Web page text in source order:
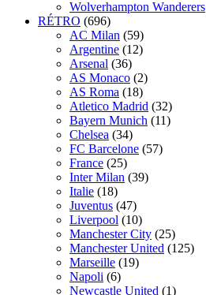
Wolverhampton Wanderers
RÉTRO (696)
AC Milan (59)
Argentine (12)
Arsenal (36)
AS Monaco (2)
AS Roma (18)
Atletico Madrid (32)
Bayern Munich (11)
Chelsea (34)
FC Barcelone (57)
France (25)
Inter Milan (39)
Italie (18)
Juventus (47)
Liverpool (10)
Manchester City (25)
Manchester United (125)
Marseille (19)
Napoli (6)
Newcastle United (1)